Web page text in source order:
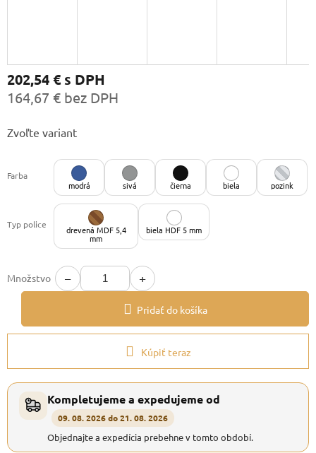
202,54 €s DPH
164,67 € bez DPH
cena:
Zvoľte variant
Farba
modrá
sivá čierna biela pozink
Typ police drevená MDF 5,4
mm
biela HDF 5 mm
Množstvo − +
Pridať do košíka
Kúpiť teraz
Kompletujeme a expedujeme od
09. 08. 2026 do 21. 08. 2026
Objednajte a expedícia prebehne v tomto období.